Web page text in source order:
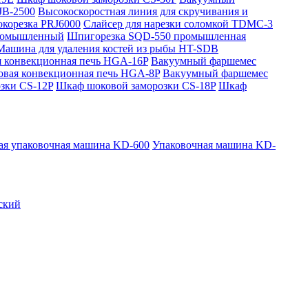
2500 Высокоскоростная линия для скручивания и
PRJ6000 Слайсер для нарезки соломкой TDMC-3
Шпигорезка SQD-550 промышленная
для удаления костей из рыбы HT-SDB
конвекционная печь HGA-16P Вакуумный фаршемес
конвекционная печь HGA-8P Вакуумный фаршемес
CS-12P Шкаф шоковой заморозки CS-18P Шкаф
упаковочная машина KD-600 Упаковочная машина KD-